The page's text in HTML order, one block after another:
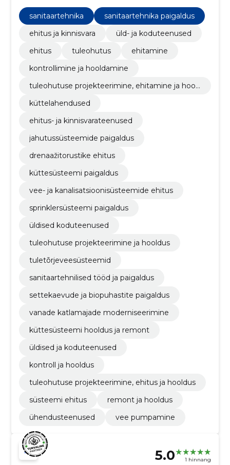
kanalisatsioonisüsteemidele, tuletõrjevee ja
küttesüsteemide lahendustele.
sanitaartehnika
sanitaartehnika paigaldus
ehitus ja kinnisvara
üld- ja koduteenused
ehitus
tuleohutus
ehitamine
kontrollimine ja hooldamine
tuleohutuse projekteerimine, ehitamine ja hool
küttelahendused
ehitus- ja kinnisvarateenused
jahutussüsteemide paigaldus
drenaažitorustike ehitus
küttesüsteemi paigaldus
vee- ja kanalisatsioonisüsteemide ehitus
sprinklersüsteemi paigaldus
üldised koduteenused
tuleohutuse projekteerimine ja hooldus
tuletõrjeveesüsteemid
sanitaartehnilised tööd ja paigaldus
settekaevude ja biopuhastite paigaldus
vanade katlamajade moderniseerimine
küttesüsteemi hooldus ja remont
üldised ja koduteenused
kontroll ja hooldus
tuleohutuse projekteerimine, ehitus ja hooldus
süsteemi ehitus
remont ja hooldus
ühendusteenused
vee pumpamine
5.0 1 hinnang